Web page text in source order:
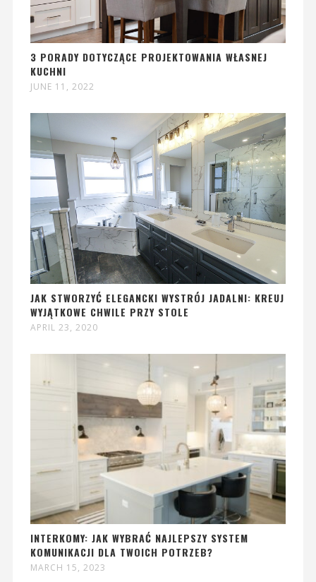
3 PORADY DOTYCZĄCE PROJEKTOWANIA WŁASNEJ
KUCHNI
JUNE 11, 2022
JAK STWORZYĆ ELEGANCKI WYSTRÓJ JADALNI: KREUJ
WYJĄTKOWE CHWILE PRZY STOLE
APRIL 23, 2020
INTERKOMY: JAK WYBRAĆ NAJLEPSZY SYSTEM
KOMUNIKACJI DLA TWOICH POTRZEB?
MARCH 15, 2023